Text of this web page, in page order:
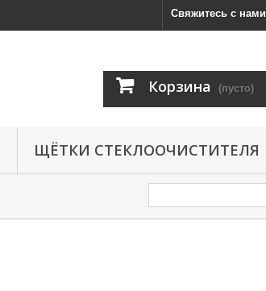
Свяжитесь с нами
Корзина (пусто)
ЩЁТКИ СТЕКЛООЧИСТИТЕЛЯ